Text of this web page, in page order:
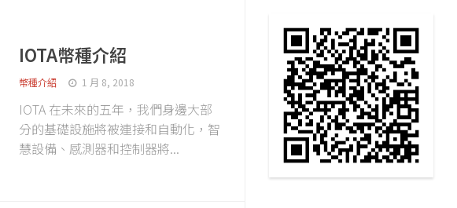
IOTA幣種介紹
幣種介紹 1 月 8, 2018
IOTA 在未來的五年，我們身邊大部
分的基礎設施將被連接和自動化，智
慧設備、感測器和控制器將...